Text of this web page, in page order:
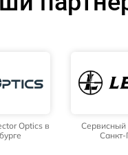
Optics в
Сервисный
Санкт-